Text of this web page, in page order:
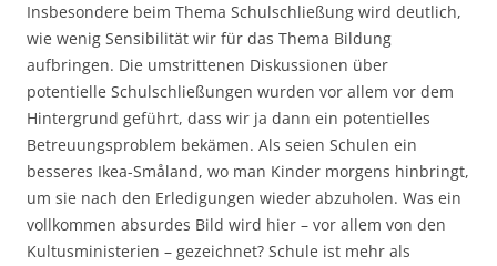
Insbesondere beim Thema Schulschließung wird deutlich,
wie wenig Sensibilität wir für das Thema Bildung
aufbringen. Die umstrittenen Diskussionen über
potentielle Schulschließungen wurden vor allem vor dem
Hintergrund geführt, dass wir ja dann ein potentielles
Betreuungsproblem bekämen. Als seien Schulen ein
besseres Ikea-Småland, wo man Kinder morgens hinbringt,
um sie nach den Erledigungen wieder abzuholen. Was ein
vollkommen absurdes Bild wird hier – vor allem von den
Kultusministerien – gezeichnet? Schule ist mehr als